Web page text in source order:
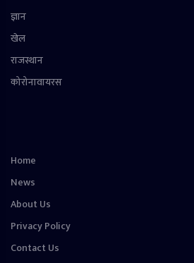
ज्ञान
खेल
राजस्थान
कोरोनावायरस
Home
News
About Us
Privacy Policy
Contact Us